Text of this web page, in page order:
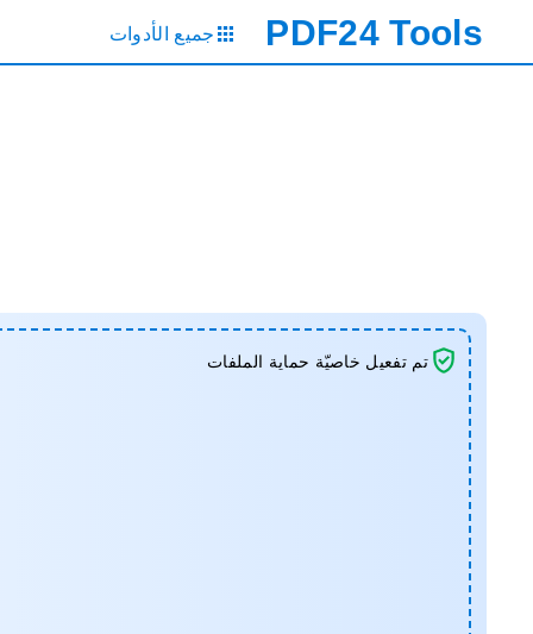
PDF24 Tools جميع الأدوات
تم تفعيل خاصيّة حماية الملفات